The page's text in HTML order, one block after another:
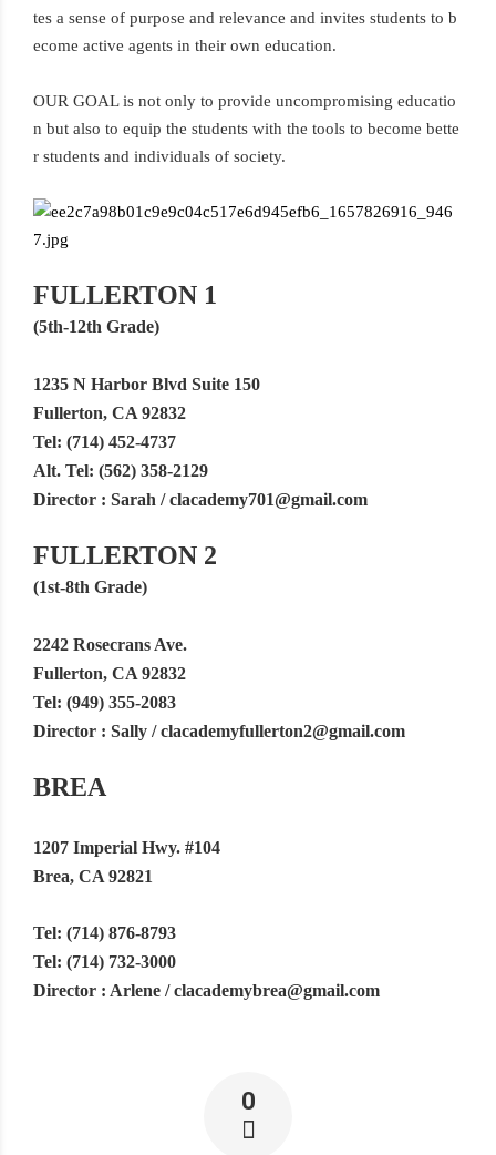
tes a sense of purpose and relevance and invites students to b
ecome active agents in their own education.
OUR GOAL is not only to provide uncompromising educatio
n but also to equip the students with the tools to become bette
r students and individuals of society.
FULLERTON 1
(5th-12th Grade)
1235 N Harbor Blvd Suite 150
Fullerton, CA 92832
Tel: (714) 452-4737
Alt. Tel: (562) 358-2129
Director : Sarah /clacademy701@gmail.com
FULLERTON 2
(1st-8th Grade)
2242 Rosecrans Ave.
Fullerton, CA 92832
Tel: (949) 355-2083
Director : Sally /clacademyfullerton2@gmail.com
BREA
1207 Imperial Hwy. #104
Brea, CA 92821
Tel: (714) 876-8793
Tel: (714) 732-3000
Director : Arlene​ /clacademybrea@gmail.com
0